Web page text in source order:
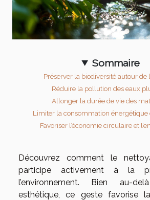
Sommaire
Préserver la biodiversité autour de
Réduire la pollution des eaux
Allonger la durée de vie des
Limiter la consommation
Favoriser l’économie circulaire et
Découvrez comment le
participe activement à la
l’environnement. Bien au-
esthétique, ce geste favorise